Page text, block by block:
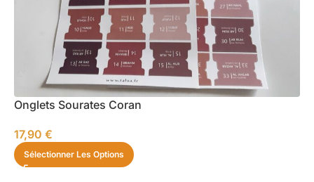
Onglets Sourates Coran
17,90 €
Sélectionner Les Options